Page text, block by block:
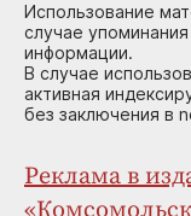
Использование
случае
информации.
В случае
активная
без заключения в
Реклама в